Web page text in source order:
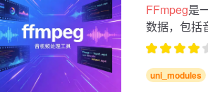
FFmpeg是
数据，包括
uni_modules